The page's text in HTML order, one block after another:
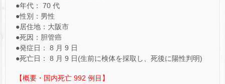
●年代： 70 代
●性別：男性
●居住地：大阪市
●死因：胆管癌
●発症日： 8 月 9 日
●死亡日： 8 月 9 日(生前に検体を採取し、死後に陽性判明)
【概要・国内死亡 992 例目】